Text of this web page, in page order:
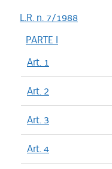
L.R. n. 7/1988
PARTE I
Art. 1
Art. 2
Art. 3
Art. 4